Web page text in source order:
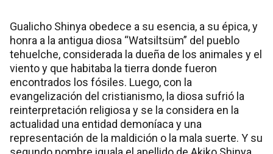
Gualicho Shinya obedece a su esencia, a su épica, y
honra a la antigua diosa “Watsiltsüm” del pueblo
tehuelche, considerada la dueña de los animales y el
viento y que habitaba la tierra donde fueron
encontrados los fósiles. Luego, con la
evangelización del cristianismo, la diosa sufrió la
reinterpretación religiosa y se la considera en la
actualidad una entidad demoníaca y una
representación de la maldición o la mala suerte. Y su